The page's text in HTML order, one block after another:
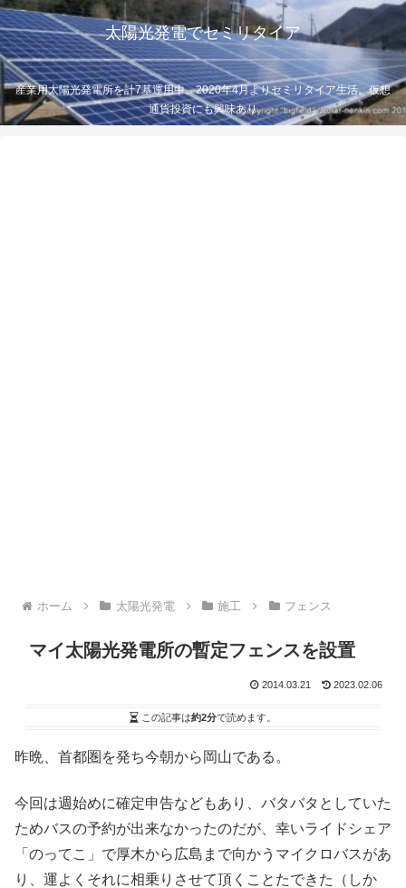
太陽光発電でセミリタイア
産業用太陽光発電所を計7基運用中。2020年4月よりセミリタイア生活。仮想
通貨投資にも興味あり
ホーム 太陽光発電 施工 フェンス
マイ太陽光発電所の暫定フェンスを設置
2014.03.21 2023.02.06
この記事は約2分で読めます。
昨晩、首都圏を発ち今朝から岡山である。
今回は週始めに確定申告などもあり、バタバタとしていた
ためバスの予約が出来なかったのだが、幸いライドシェア
「のってこ」で厚木から広島まで向かうマイクロバスがあ
り、運よくそれに相乗りさせて頂くことたできた（しか